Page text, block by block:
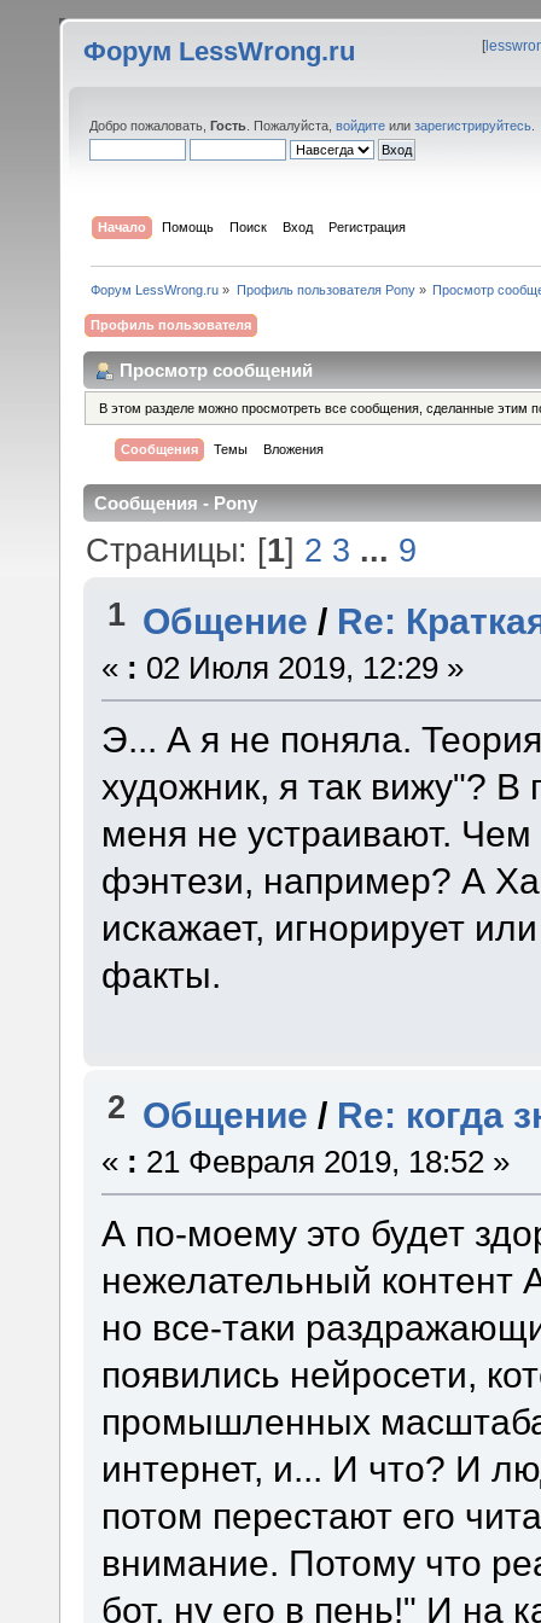
Форум LessWrong.ru [
Добро пожаловать, Гость . Пожалуйста, войдите или зарегистрируйтесь
Начало Помощь Поиск Вход Регистрация
Форум LessWrong.ru » Профиль пользователя Pony» Просмотр
Профиль пользователя
Просмотр сообщений
В этом разделе можно просмотреть все сообщения, сделанные этим
Сообщения Темы Вложения
Сообщения - Pony
Страницы: [1] 2 3 ... 9
1 Общение / Re:
« : 02 Июля 2019, 12:29 »
Э... А я не поняла.
художник, я так вижу"?
меня не устраивают. Чем
фэнтези, например? А
искажает, игнорирует
факты.
2 Общение / Re: когда
« : 21 Февраля 2019, 18:52 »
А по-моему это будет
нежелательный контент
но все-таки
появились нейросети,
промышленных
интернет, и... И что? И
потом перестают его
внимание. Потому что
бот, ну его в пень!" И на